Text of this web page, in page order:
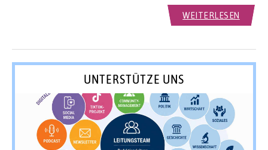
WEITERLESEN
UNTERSTÜTZE UNS